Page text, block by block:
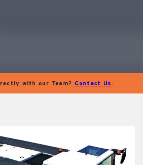
with our Team? Contact Us.